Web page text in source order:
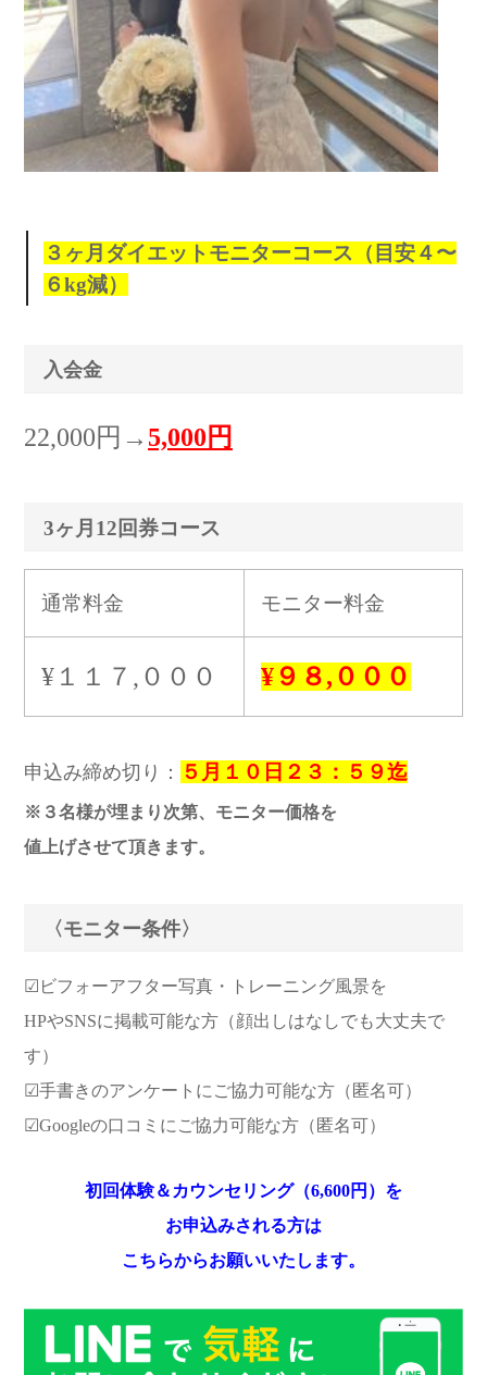
３ヶ月ダイエットモニターコース（目安４〜
６kg減）
入会金
22,000円→ 5,000円
3ヶ月12回券コース
通常料金 モニター料金
¥１１７,０００ ¥９８,０００
申込み締め切り： ５月１０日２３：５９迄
※３名様が埋まり次第、モニター価格を
値上げさせて頂きます。
〈モニター条件〉
☑︎ビフォーアフター写真・トレーニング風景を
HPやSNSに掲載可能な方（顔出しはなしでも大丈夫で
す）
☑︎手書きのアンケートにご協力可能な方（匿名可）
☑︎Googleの口コミにご協力可能な方（匿名可）
初回体験＆カウンセリング（6,600円）を
お申込みされる方は
こちらからお願いいたします。